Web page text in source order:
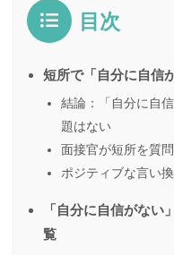
目次
短所で「自分に自信
結論：「自分に自
題はない
面接官が短所を質
ポジティブな言い
「自分に自信がな
覧